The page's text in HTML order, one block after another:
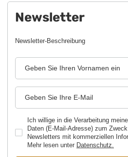
Newsletter
Newsletter-Beschreibung
Geben Sie Ihren Vornamen ein
Geben Sie Ihre E-Mail
Ich willige in die Verarbeitung
Daten (E-Mail-Adresse) zum
Newsletters mit kommerziellen
Mehr lesen unter Datenschutz.